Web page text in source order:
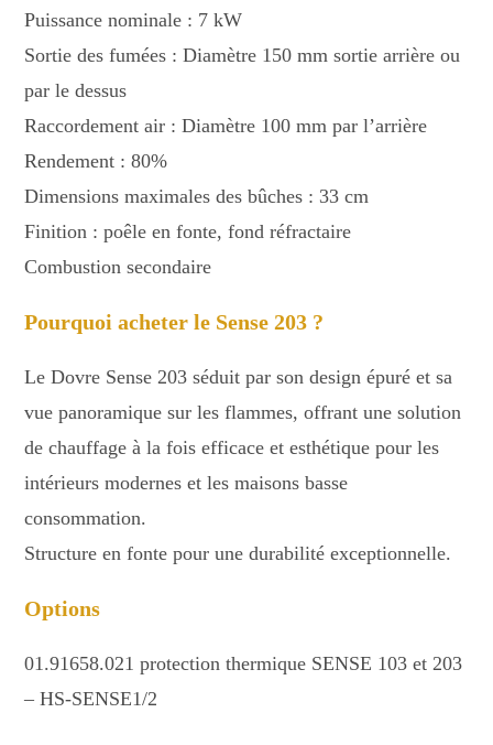
Puissance nominale : 7 kW
Sortie des fumées : Diamètre 150 mm sortie arrière ou
par le dessus
Raccordement air : Diamètre 100 mm par l’arrière
Rendement : 80%
Dimensions maximales des bûches : 33 cm
Finition : poêle en fonte, fond réfractaire
Combustion secondaire
Pourquoi acheter le Sense 203 ?
Le Dovre Sense 203 séduit par son design épuré et sa
vue panoramique sur les flammes, offrant une solution
de chauffage à la fois efficace et esthétique pour les
intérieurs modernes et les maisons basse
consommation.
Structure en fonte pour une durabilité exceptionnelle.
Options
01.91658.021 protection thermique SENSE 103 et 203
– HS-SENSE1/2